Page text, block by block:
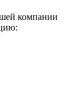
компании